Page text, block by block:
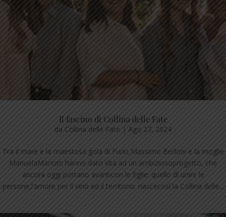
Il fascino di Collina delle Fate
da Collina delle Fate | Ago 27, 2024
Tra il mare e la maestosa gola di Furlo,Massimo Berloni e la moglie
ManuelaMariotti hanno dato vita ad un ambiziosoprogetto, che
ancora oggi portano avanticon le figlie: quello di unire le
persone,l’amore per il vino ed il territorio: nascecosì la Collina delle...